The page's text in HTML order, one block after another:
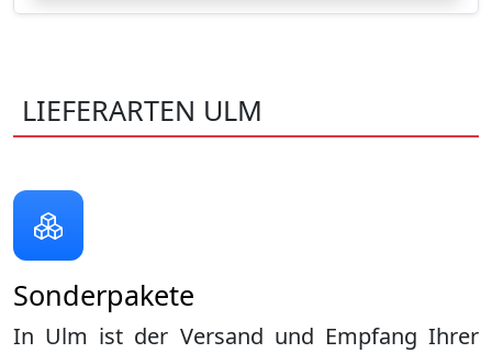
LIEFERARTEN ULM
Sonderpakete
In Ulm ist der Versand und Empfang Ihrer